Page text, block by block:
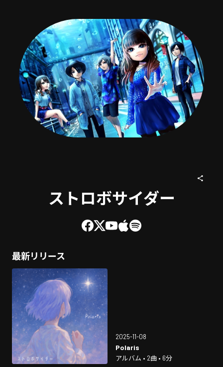
ストロボサイダー
最新リリース
2025-11-08
Polaris
アルバム • 2曲 • 6分